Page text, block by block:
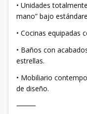
• Unidades
mano” bajo
• Cocinas equipadas
• Baños con
estrellas.
• Mobiliario
de diseño.
⸻